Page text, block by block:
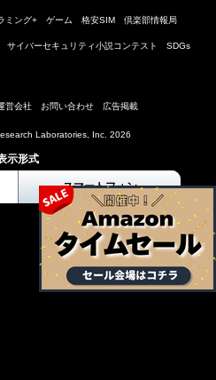
ミング+ ゲーム 格安SIM 倶楽部情報局
サイバーセキュリティ小説コンテスト SDGs
営会社 お問い合わせ 広告掲載
Laboratories, Inc. 2026
示形式
スマートフォン